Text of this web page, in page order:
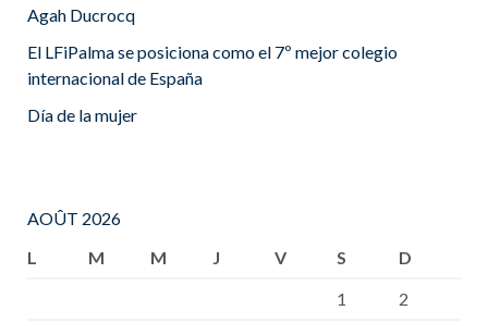
Agah Ducrocq
El LFiPalma se posiciona como el 7º mejor colegio
internacional de España
Día de la mujer
AOÛT 2026
L
M M J V S
D
1
2